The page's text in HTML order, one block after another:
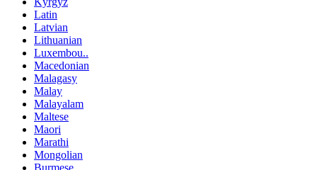
Latin
Latvian
Lithuanian
Luxembou..
Macedonian
Malagasy
Malay
Malayalam
Maltese
Maori
Marathi
Mongolian